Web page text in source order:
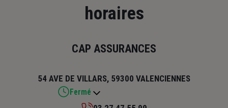
horaires
CAP ASSURANCES
54 AVE DE VILLARS, 59300 VALENCIENNES
Fermé